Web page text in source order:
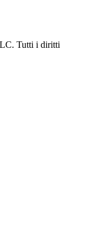
Tutti i diritti